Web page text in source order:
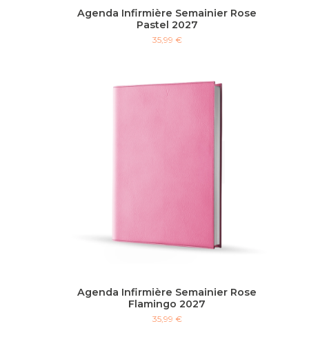
Agenda Infirmière Semainier Rose
Pastel 2027
35,99 €
Agenda Infirmière Semainier Rose
Flamingo 2027
35,99 €